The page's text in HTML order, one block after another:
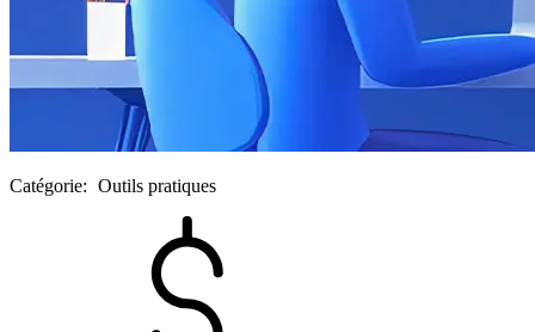
Catégorie: Outils pratiques